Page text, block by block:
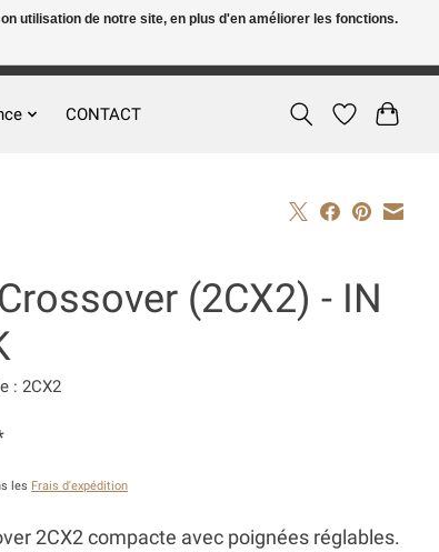
CONTACT
(2CX2) - IN
: 2CX2
les Frais d'expédition
2CX2 compacte avec poignées réglables.
utilisation de notre site, en plus d'en améliorer les fonctions.